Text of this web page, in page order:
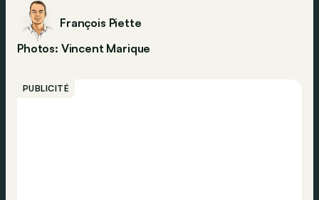
François Piette
Photos: Vincent Marique
PUBLICITÉ